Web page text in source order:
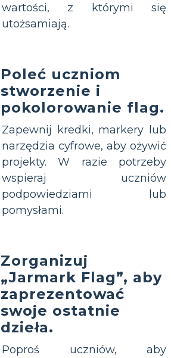
wartości, z którymi się
utożsamiają.
Poleć uczniom
stworzenie i
pokolorowanie flag.
Zapewnij kredki, markery lub
narzędzia cyfrowe, aby ożywić
projekty. W razie potrzeby
wspieraj uczniów
podpowiedziami lub
pomysłami.
Zorganizuj
„Jarmark Flag”, aby
zaprezentować
swoje ostatnie
dzieła.
Poproś uczniów, aby